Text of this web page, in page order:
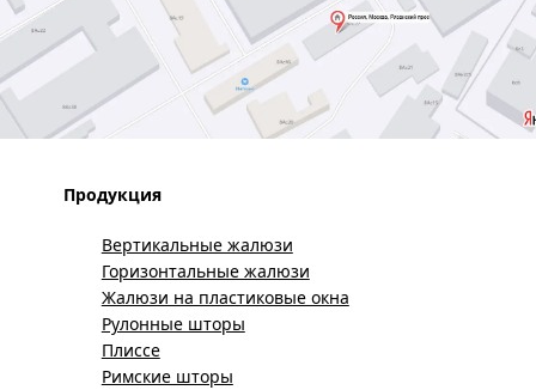
Продукция
Вертикальные жалюзи
Горизонтальные жалюзи
Жалюзи на пластиковые окна
Рулонные шторы
Плиссе
Римские шторы